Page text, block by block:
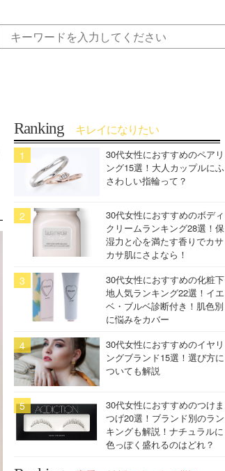
Ranking キレイになりたい
30代女性におすすめのペアリ
ング15選！大人カップルにふ
さわしい指輪って？
30代女性におすすめのボディ
クリームランキング28選！保
湿力と心を満たす香りでカサ
カサ肌にさよなら！
30代女性におすすめの化粧下
地人気ランキング22選！イエ
ベ・ブルベ診断付き！肌色別
に悩みをカバー
30代女性におすすめのイヤリ
ングブランド15選！選び方に
ついても解説
30代女性におすすめのつけま
つげ20選！ブランド別のラン
キングも解説！ナチュラルに
色っぽく盛れるのはどれ？